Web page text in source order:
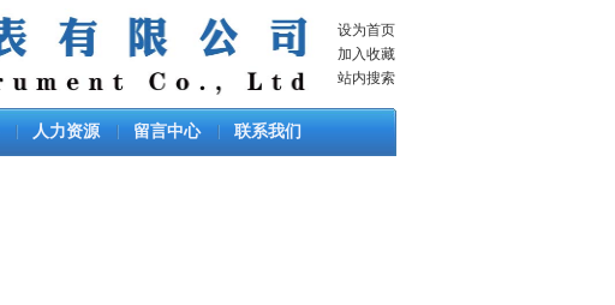
设为首页
加入收藏
站内搜索
人力资源 留言中心 联系我们